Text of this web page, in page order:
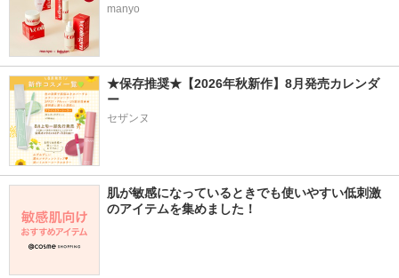
manyo
★保存推奨★【2026年秋新作】8月発売カレンダ
ー
セザンヌ
肌が敏感になっているときでも使いやすい低刺激
のアイテムを集めました！